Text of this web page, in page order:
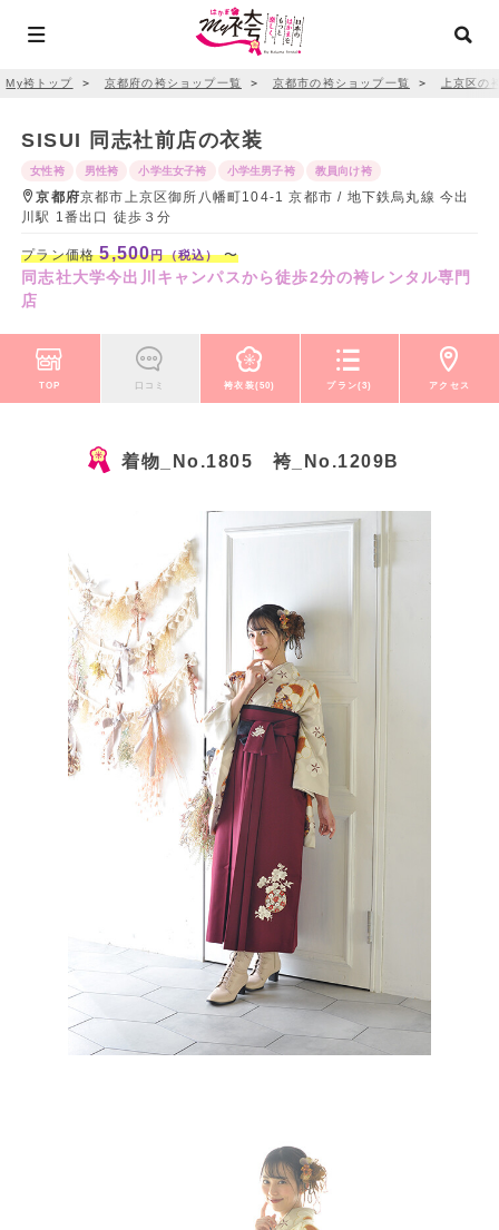
My袴トップ ＞ 京都府の袴ショップ一覧 ＞ 京都市の袴ショップ一覧 ＞ 上京区の
SISUI 同志社前店の衣装
女性袴 男性袴 小学生女子袴 小学生男子袴 教員向け袴
京都府京都市上京区御所八幡町104-1 京都市 / 地下鉄烏丸線 今出
川駅 1番出口 徒歩３分
プラン価格5,500円（税込）〜
同志社大学今出川キャンパスから徒歩2分の袴レンタル専門
店
TOP 口コミ 袴衣装(50) プラン(3) アクセス
着物_No.1805 袴_No.1209B